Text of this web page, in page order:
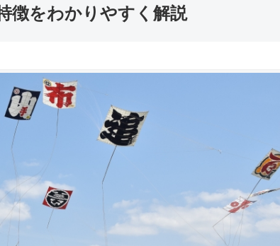
徴をわかりやすく解説